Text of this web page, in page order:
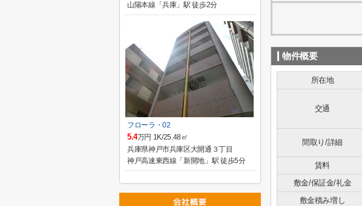
物件概要
所在地
交通
間取り/詳細
賃料
敷金/保証金/礼金
敷金積み増し
山陽本線「兵庫」駅 徒歩2分
フローラ・02
5.4万円 1K/25.48㎡
兵庫県神戸市兵庫区大開通３丁目
神戸高速東西線「新開地」駅 徒歩5分